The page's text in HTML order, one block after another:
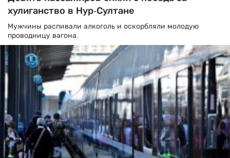
хулиганство в Нур-Султане
Мужчины распивали алкоголь и оскорбляли молодую
проводницу вагона.